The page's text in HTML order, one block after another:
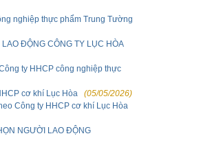
nghiệp thực phẩm Trung Tường
ĐỘNG CÔNG TY LỤC HÒA
ty HHCP công nghiệp thực
cơ khí Lục Hòa
(05/05/2026)
Công ty HHCP cơ khí Lục Hòa
NGƯỜI LAO ĐỘNG